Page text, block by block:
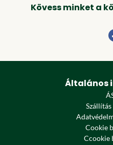
Kövess minket a
Általános
Szállítás
Cookie
Ccookie